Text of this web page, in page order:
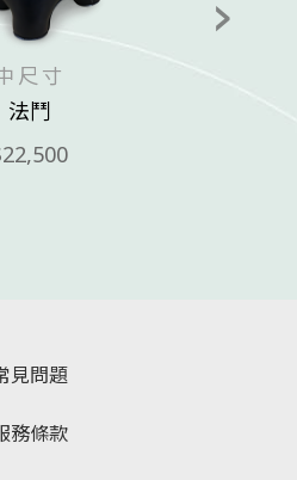
尺寸
法鬥
22,500
見問題
務條款